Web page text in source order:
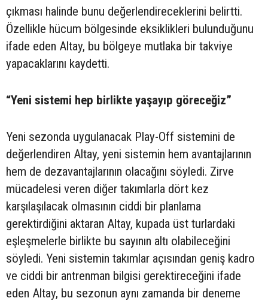
çıkması halinde bunu değerlendireceklerini belirtti.
Özellikle hücum bölgesinde eksiklikleri bulunduğunu
ifade eden Altay, bu bölgeye mutlaka bir takviye
yapacaklarını kaydetti.
“Yeni sistemi hep birlikte yaşayıp göreceğiz”
Yeni sezonda uygulanacak Play-Off sistemini de
değerlendiren Altay, yeni sistemin hem avantajlarının
hem de dezavantajlarının olacağını söyledi. Zirve
mücadelesi veren diğer takımlarla dört kez
karşılaşılacak olmasının ciddi bir planlama
gerektirdiğini aktaran Altay, kupada üst turlardaki
eşleşmelerle birlikte bu sayının altı olabileceğini
söyledi. Yeni sistemin takımlar açısından geniş kadro
ve ciddi bir antrenman bilgisi gerektireceğini ifade
eden Altay, bu sezonun aynı zamanda bir deneme